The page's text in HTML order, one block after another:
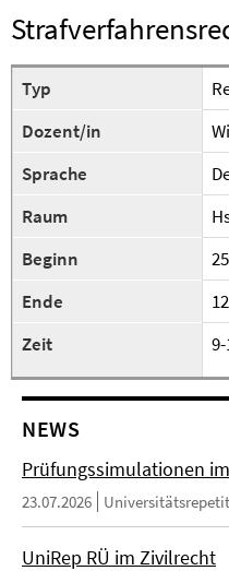
Typ
Dozent/in
Sprache
Raum
Beginn
Ende
Zeit
NEWS
Prüfungssimulationen
23.07.2026
UniRep RÜ im Zivilrecht